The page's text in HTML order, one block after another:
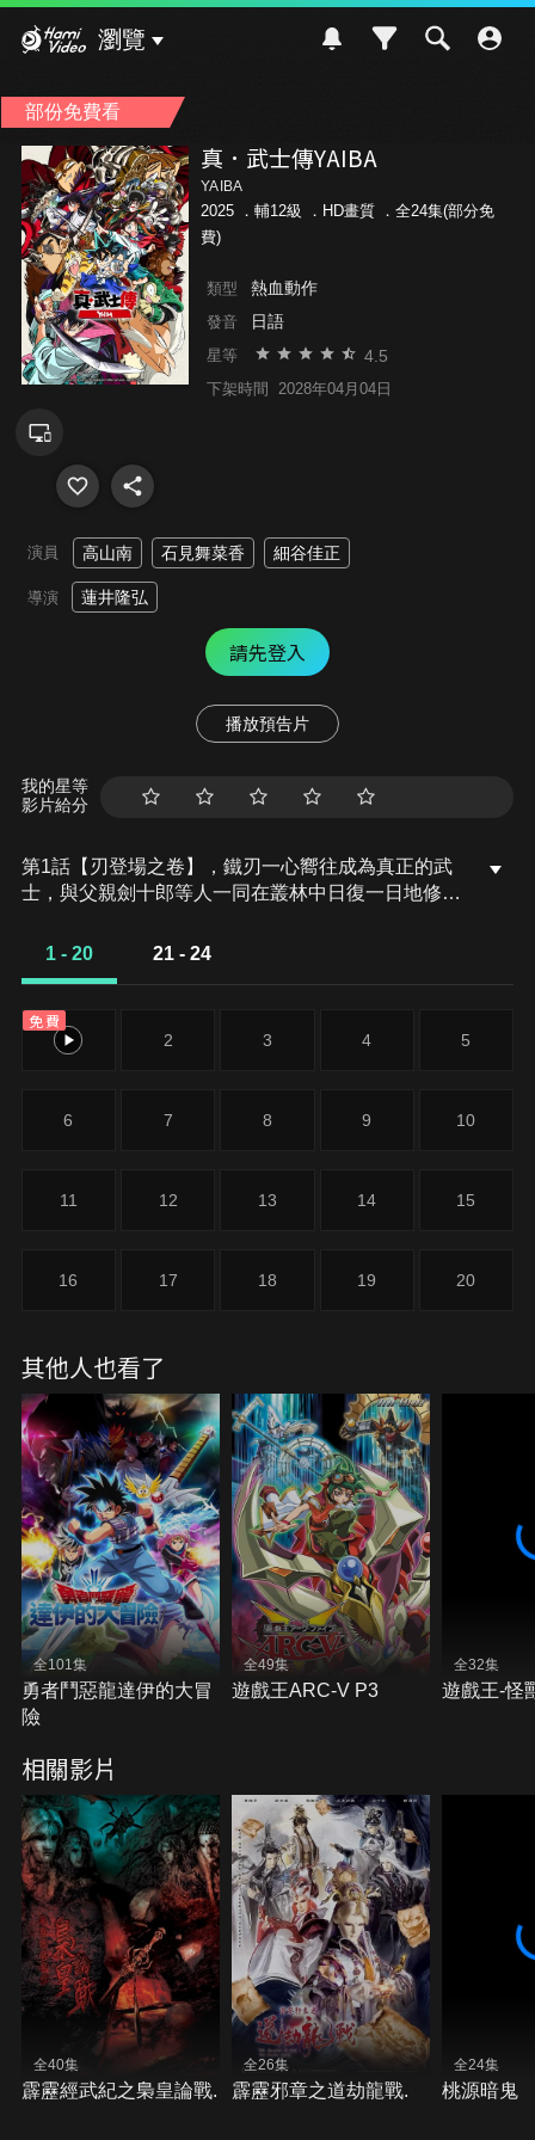
瀏覽
部份免費看
真．武士傳YAIBA
YAIBA
2025 ． 輔12級
．HD畫質 ．全24集(部分免
費)
類型 熱血動作
發音 日語
星等 4.5
下架時間 2028年04月04日
演員 高山南 石見舞菜香 細谷佳正
導演 蓮井隆弘
請先登入
播放預告片
我的星等
影片給分
第1話【刃登場之卷】，鐵刃一心嚮往成為真正的武
士，與父親劍十郎等人一同在叢林中日復一日地修
起回到日本，並開始寄住在父親的好友——峰的家
1 - 20 21 - 24
免費
1 2 3 4 5
6 7 8 9 10
11 12 13 14 15
16 17 18 19 20
其他人也看了
全101集
勇者鬥惡龍達伊的大冒
險
全49集
遊戲王ARC-V P3
全32集
遊戲王-怪
相關影片
全40集
霹靂經武紀之梟皇論戰.
全26集
霹靂邪章之道劫龍戰.
全24集
桃源暗鬼